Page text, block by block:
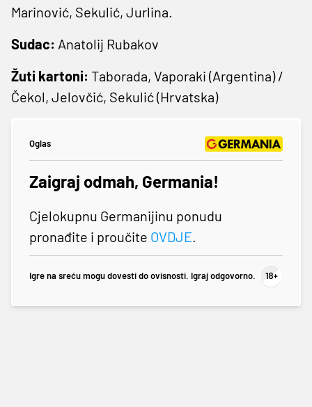
Marinović, Sekulić, Jurlina.
Sudac: Anatolij Rubakov
Žuti kartoni: Taborada, Vaporaki (Argentina) /
Čekol, Jelovčić, Sekulić (Hrvatska)
Oglas
Zaigraj odmah, Germania!
Cjelokupnu Germanijinu ponudu
pronađite i proučite OVDJE
Igre na sreću mogu dovesti do ovisnosti. Igraj odgovorno.